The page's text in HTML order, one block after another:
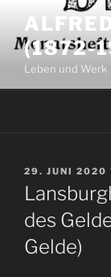
Inhalt
springen(1872-
Leben und Werk
AM
29. JUNI 2020
des
Gelde)